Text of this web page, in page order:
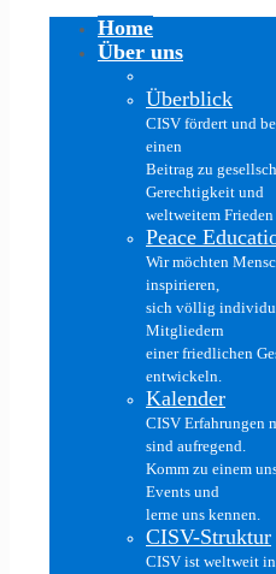
Home
Über uns
Überblick
CISV fördert und
einen
Beitrag zu
Gerechtigkeit und
weltweitem
Peace
Wir möchten
inspirieren,
sich völlig
Mitgliedern
einer friedlichen
entwickeln.
Kalender
CISV Erfahrungen
sind aufregend.
Komm zu einem
Events und
lerne uns kennen.
CISV-Struktur
CISV ist weltweit